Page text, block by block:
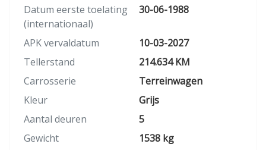
Datum eerste toelating
(internationaal)
30-06-1988
APK vervaldatum
10-03-2027
Tellerstand
214.634 KM
Carrosserie
Terreinwagen
Kleur
Grijs
Aantal deuren
5
Gewicht
1538 kg